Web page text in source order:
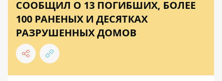
СООБЩИЛ О 13 ПОГИБШИХ, БОЛЕЕ
100 РАНЕНЫХ И ДЕСЯТКАХ
РАЗРУШЕННЫХ ДОМОВ